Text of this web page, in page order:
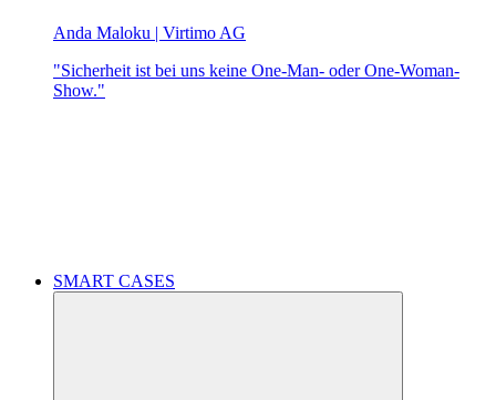
Anda Maloku | Virtimo AG
"Sicherheit ist bei uns keine One-Man- oder One-Woman-
Show."
SMART CASES